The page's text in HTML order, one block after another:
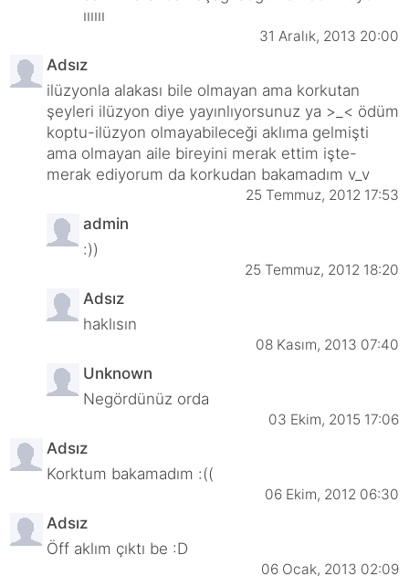
ıııııı
31 Aralık, 2013 20:00
Adsız
ilüzyonla alakası bile olmayan ama korkutan
şeyleri ilüzyon diye yayınlıyorsunuz ya >_< ödüm
koptu-ilüzyon olmayabileceği aklıma gelmişti
ama olmayan aile bireyini merak ettim işte-
merak ediyorum da korkudan bakamadım v_v
25 Temmuz, 2012 17:53
admin
:))
25 Temmuz, 2012 18:20
Adsız
haklısın
08 Kasım, 2013 07:40
Unknown
Negördünüz orda
03 Ekim, 2015 17:06
Adsız
Korktum bakamadım :((
06 Ekim, 2012 06:30
Adsız
Öff aklım çıktı be :D
06 Ocak, 2013 02:09